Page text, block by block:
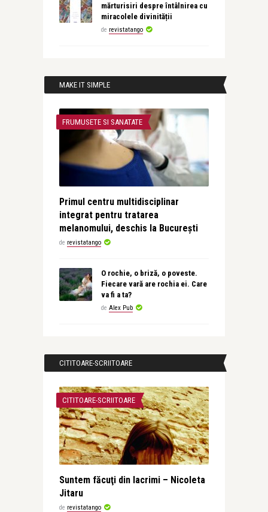
mărturisiri despre întâlnirea cu
miracolele divinității
de revistatango
MAKE IT SIMPLE
FRUMUSETE SI SANATATE
Primul centru multidisciplinar
integrat pentru tratarea
melanomului, deschis la București
de revistatango
O rochie, o briză, o poveste.
Fiecare vară are rochia ei. Care
va fi a ta?
de Alex Pub
CITITOARE-SCRIITOARE
CITITOARE-SCRIITOARE
Suntem făcuţi din lacrimi – Nicoleta
Jitaru
de revistatango